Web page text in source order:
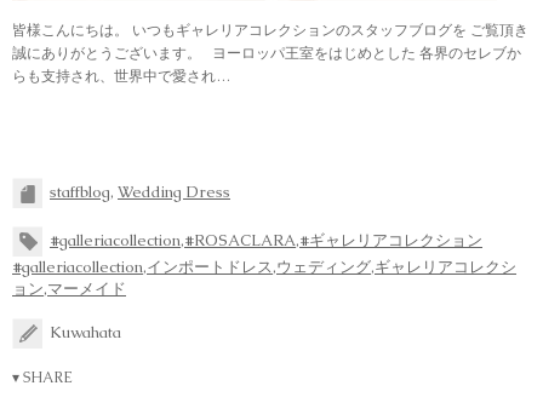
皆様こんにちは。 いつもギャレリアコレクションのスタッフブログを ご覧頂き
誠にありがとうございます。 ヨーロッパ王室をはじめとした 各界のセレブか
らも支持され、世界中で愛され…
staffblog, Wedding Dress
#galleriacollection,#ROSACLARA,#ギャレリアコレクション
#galleriacollection,インポートドレス,ウェディング,ギャレリアコレクシ
ョン,マーメイド
Kuwahata
▾ SHARE